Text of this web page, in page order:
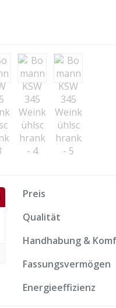
Preis
Qualität
Handhabung &
Fassungsvermögen
Energieeffizienz